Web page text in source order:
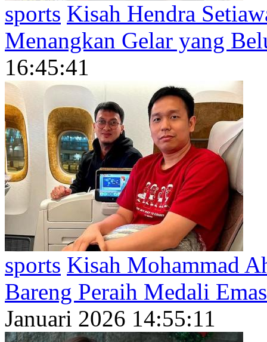
sports Kisah Hendra
Menangkan Gelar yang
16:45:41
sports Kisah Mohammad
Bareng Peraih Medali
Januari 2026 14:55:11